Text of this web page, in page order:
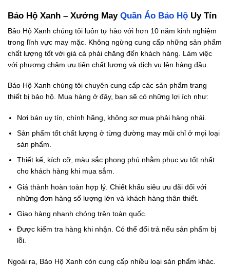
Bảo Hộ Xanh – Xưởng May Quần Áo Bảo Hộ Uy Tín
Bảo Hộ Xanh chúng tôi luôn tự hào với hơn 10 năm kinh nghiệm
trong lĩnh vực may mặc. Không ngừng cung cấp những sản phẩm
chất lượng tốt với giá cả phải chăng đến khách hàng. Làm việc
với phương châm ưu tiên chất lượng và dịch vụ lên hàng đầu.
Bảo Hộ Xanh chúng tôi chuyên cung cấp các sản phẩm trang
thiết bị bảo hộ. Mua hàng ở đây, bạn sẽ có những lợi ích như:
Nơi bán uy tín, chính hãng, không sợ mua phải hàng nhái.
Sản phẩm tốt chất lượng ở từng đường may mũi chỉ ở mọi loại
sản phẩm.
Thiết kế, kích cỡ, màu sắc phong phú nhằm phục vụ tốt nhất
cho khách hàng khi mua sắm.
Giá thành hoàn toàn hợp lý. Chiết khấu siêu ưu đãi đối với
những đơn hàng số lượng lớn và khách hàng thân thiết.
Giao hàng nhanh chóng trên toàn quốc.
Được kiểm tra hàng khi nhận. Có thể đổi trả nếu sản phẩm bị
lỗi.
Ngoài ra, Bảo Hộ Xanh còn cung cấp nhiều loại sản phẩm khác.